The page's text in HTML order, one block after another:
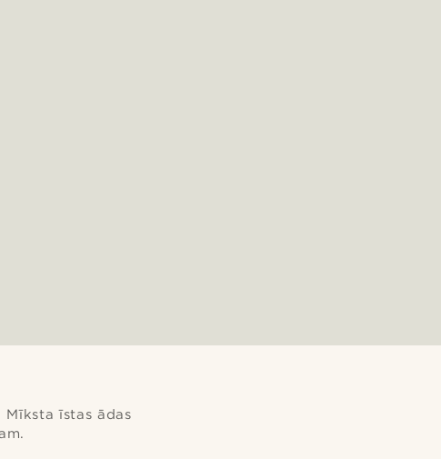
īstas ādas